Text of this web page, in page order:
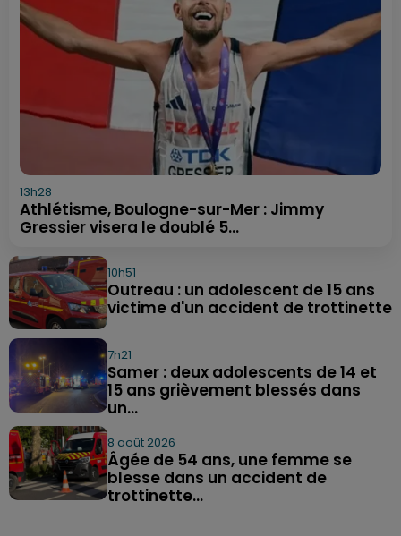
13h28
Athlétisme, Boulogne-sur-Mer : Jimmy
Gressier visera le doublé 5...
10h51
Outreau : un adolescent de 15 ans
victime d'un accident de trottinette
7h21
Samer : deux adolescents de 14 et
15 ans grièvement blessés dans
un...
8 août 2026
Âgée de 54 ans, une femme se
blesse dans un accident de
trottinette...